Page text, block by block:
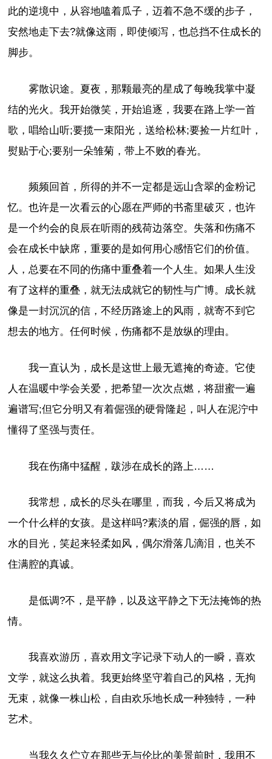
此的逆境中，从容地嗑着瓜子，迈着不急不缓的步子，
安然地走下去?就像这雨，即使倾泻，也总挡不住成长的
脚步。
雾散识途。夏夜，那颗最亮的星成了每晚我掌中凝
结的光火。我开始微笑，开始追逐，我要在路上学一首
歌，唱给山听;要揽一束阳光，送给松林;要捡一片红叶，
熨贴于心;要别一朵雏菊，带上不败的春光。
频频回首，所得的并不一定都是远山含翠的金粉记
忆。也许是一次看云的心愿在严师的书斋里破灭，也许
是一个约会的良辰在听雨的残荷边落空。失落和伤痛不
会在成长中缺席，重要的是如何用心感悟它们的价值。
人，总要在不同的伤痛中重叠着一个人生。如果人生没
有了这样的重叠，就无法成就它的韧性与广博。成长就
像是一封沉沉的信，不经历路途上的风雨，就寄不到它
想去的地方。任何时候，伤痛都不是放纵的理由。
我一直认为，成长是这世上最无遮掩的奇迹。它使
人在温暖中学会关爱，把希望一次次点燃，将甜蜜一遍
遍谱写;但它分明又有着倔强的硬骨隆起，叫人在泥泞中
懂得了坚强与责任。
我在伤痛中猛醒，跋涉在成长的路上……
我常想，成长的尽头在哪里，而我，今后又将成为
一个什么样的女孩。是这样吗?素淡的眉，倔强的唇，如
水的目光，笑起来轻柔如风，偶尔滑落几滴泪，也关不
住满腔的真诚。
是低调?不，是平静，以及这平静之下无法掩饰的热
情。
我喜欢游历，喜欢用文字记录下动人的一瞬，喜欢
文学，就这么执着。我更始终坚守着自己的风格，无拘
无束，就像一株山松，自由欢乐地长成一种独特，一种
艺术。
当我久久伫立在那些无与伦比的美景前时，我用不